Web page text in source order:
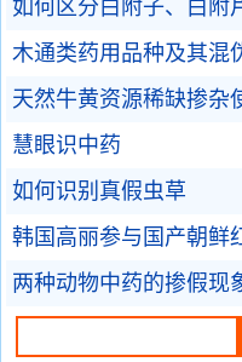
如何区分白附子、白附
木通类药用品种及其混
天然牛黄资源稀缺掺杂
慧眼识中药
如何识别真假虫草
韩国高丽参与国产朝鲜
两种动物中药的掺假现